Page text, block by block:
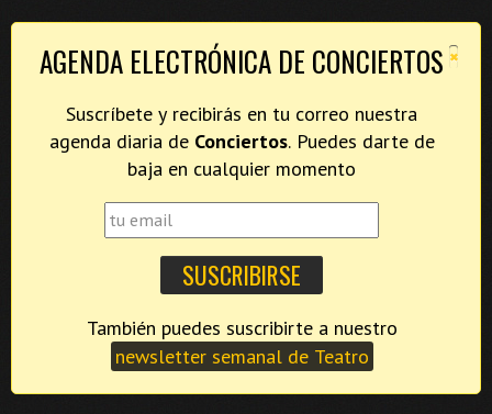
×
AGENDA ELECTRÓNICA DE CONCIERTOS
Suscríbete y recibirás en tu correo nuestra
agenda diaria de Conciertos. Puedes darte de
baja en cualquier momento
newsletter semanal de Teatro